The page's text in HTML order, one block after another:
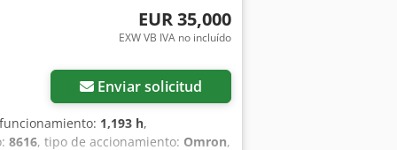
EUR 35,000
EXW VB IVA no incluído
Enviar solicitud
1,193 h,
8616, tipo de accionamiento: Omron,